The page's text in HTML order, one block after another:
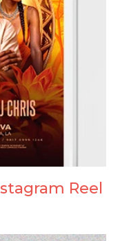
Reel